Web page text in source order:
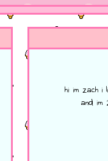
hi im zach i
and im